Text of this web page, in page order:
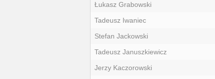
Łukasz Grabowski
Tadeusz Iwaniec
Stefan Jackowski
Tadeusz Januszkiewicz
Jerzy Kaczorowski